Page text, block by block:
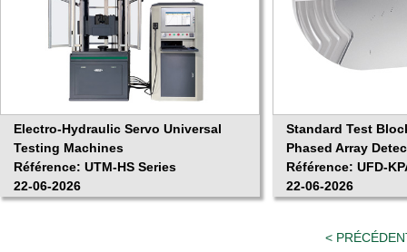
Electro-Hydraulic Servo Universal
Testing Machines
Référence: UTM-HS Series
22-06-2026
Standard Test
Phased Array
Référence: UFD-
22-06-2026
<